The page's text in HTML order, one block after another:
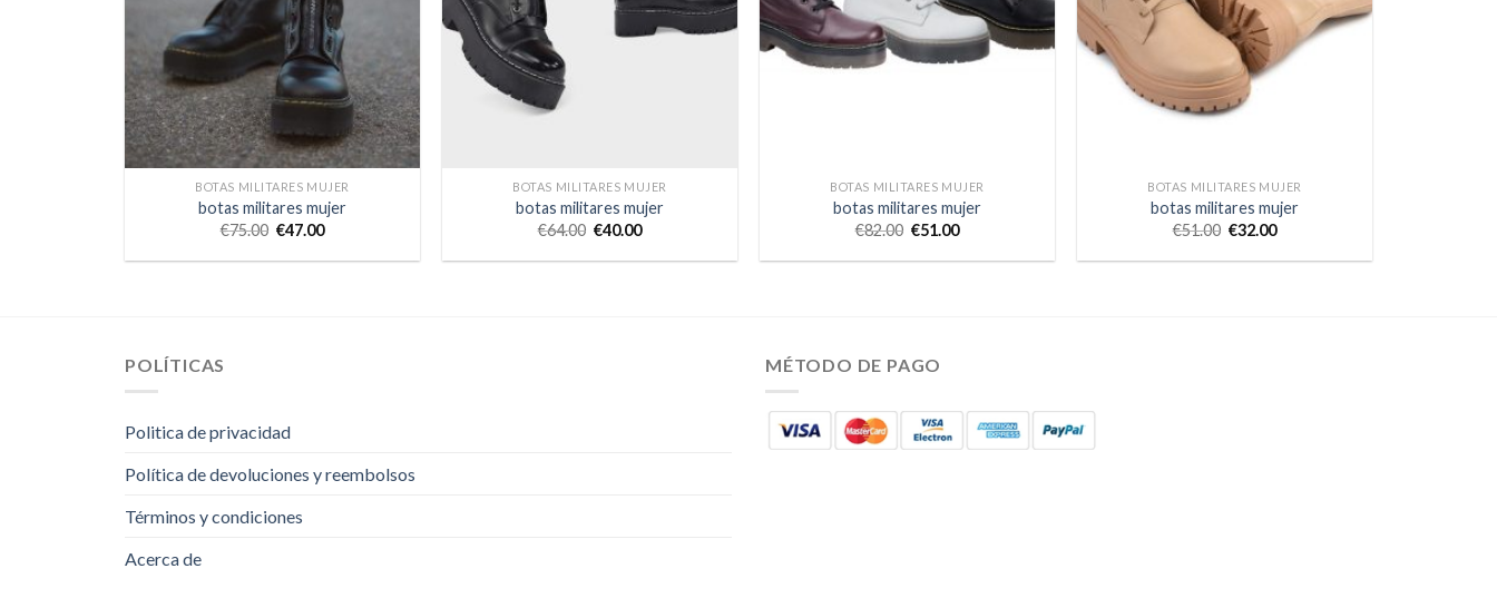
BOTAS MILITARES MUJER
botas militares mujer
€75.00 €47.00
BOTAS MILITARES MUJER
botas militares mujer
€64.00 €40.00
BOTAS MILITARES MUJER
botas militares mujer
€82.00 €51.00
BOTAS MILITARES MUJER
botas militares mujer
€51.00 €32.00
POLÍTICAS
Politica de privacidad
Política de devoluciones y reembolsos
Términos y condiciones
Acerca de
MÉTODO DE PAGO